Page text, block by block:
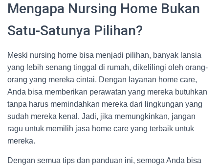
Mengapa Nursing Home Bukan
Satu-Satunya Pilihan?
Meski nursing home bisa menjadi pilihan, banyak lansia
yang lebih senang tinggal di rumah, dikelilingi oleh orang-
orang yang mereka cintai. Dengan layanan home care,
Anda bisa memberikan perawatan yang mereka butuhkan
tanpa harus memindahkan mereka dari lingkungan yang
sudah mereka kenal. Jadi, jika memungkinkan, jangan
ragu untuk memilih jasa home care yang terbaik untuk
mereka.
Dengan semua tips dan panduan ini, semoga Anda bisa